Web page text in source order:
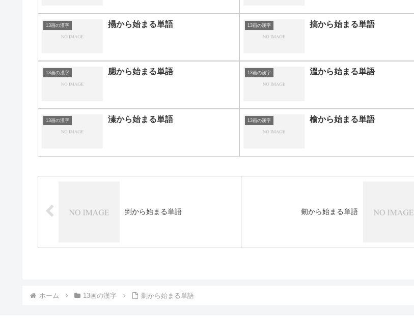
13画の漢字 搨から始まる単語 13画の漢字 搞から始まる単語
13画の漢字 腮から始まる単語 13画の漢字 溫から始まる単語
13画の漢字 溱から始まる単語 13画の漢字 榆から始まる単語
剉から始まる単語 剱から始まる単語
ホーム 13画の漢字 剽から始まる単語